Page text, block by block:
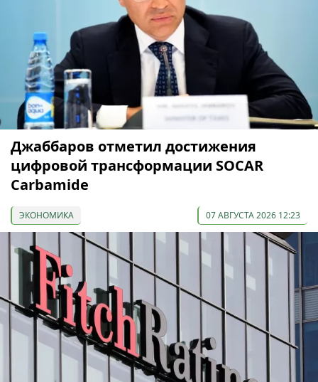
Джаббаров отметил достижения
цифровой трансформации SOCAR
Carbamide
ЭКОНОМИКА 07 АВГУСТА 2026 12:23